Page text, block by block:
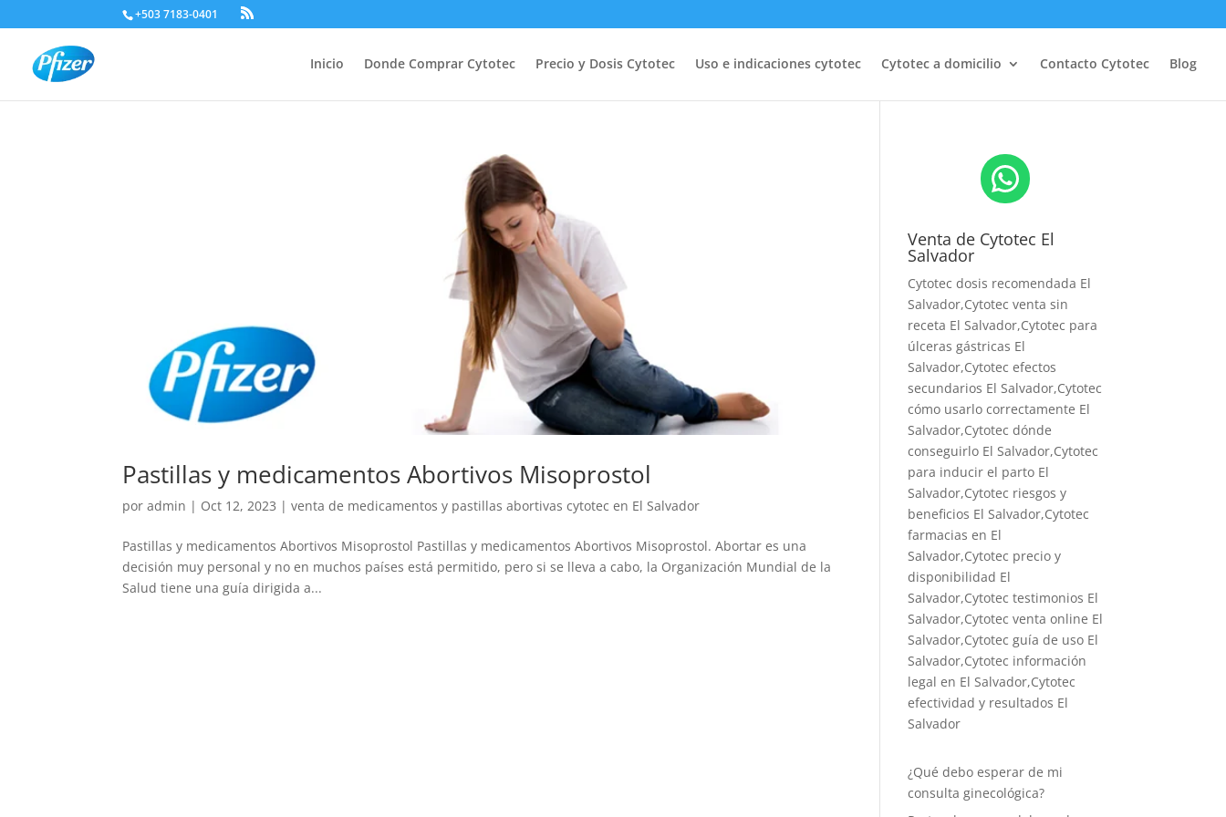
+503 7183-0401
Inicio Donde Comprar Cytotec Precio y Dosis Cytotec Uso e indicaciones cytotec Cytotec a domicilio Contacto Cytotec Blog
Pastillas y medicamentos Abortivos Misoprostol
poradmin | Oct 12, 2023 |venta de medicamentos y pastillas abortivas cytotec en El Salvador
Pastillas y medicamentos Abortivos Misoprostol Pastillas y medicamentos Abortivos Misoprostol. Abortar es una
decisión muy personal y no en muchos países está permitido, pero si se lleva a cabo, la Organización Mundial de la
Salud tiene una guía dirigida a...
WhatsApp
Venta de Cytotec El
Salvador
Cytotec dosis recomendada El
Salvador,Cytotec venta sin
receta El Salvador,Cytotec para
úlceras gástricas El
Salvador,Cytotec efectos
secundarios El Salvador,Cytotec
cómo usarlo correctamente El
Salvador,Cytotec dónde
conseguirlo El Salvador,Cytotec
para inducir el parto El
Salvador,Cytotec riesgos y
beneficios El Salvador,Cytotec
farmacias en El
Salvador,Cytotec precio y
disponibilidad El
Salvador,Cytotec testimonios El
Salvador,Cytotec venta online El
Salvador,Cytotec guía de uso El
Salvador,Cytotec información
legal en El Salvador,Cytotec
efectividad y resultados El
Salvador
¿Qué debo esperar de mi
consulta ginecológica?